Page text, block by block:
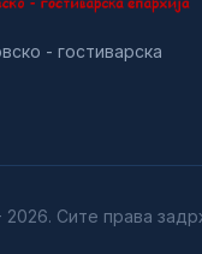
- гостиварска
2026. Сите права